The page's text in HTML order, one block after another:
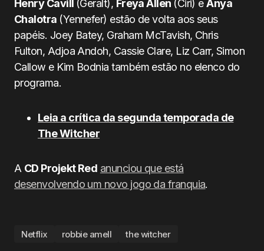
Henry Cavill (Geralt), Freya Allen (Ciri) eAnya
Chalotra (Yennefer) estão de volta aos seus
papéis. Joey Batey, Graham McTavish, Chris
Fulton, Adjoa Andoh, Cassie Clare, Liz Carr, Simon
Callow e Kim Bodnia também estão no elenco do
programa.
Leia a crítica da segunda temporada de
The Witcher
A CD Projekt Red anunciou que está
desenvolvendo um novo jogo da franquia.
Netflix robbie amell the witcher